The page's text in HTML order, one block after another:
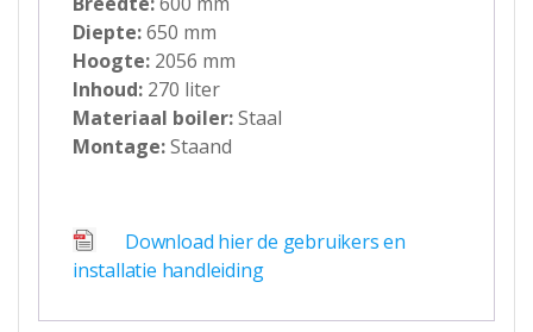
Diepte:650 mm
Hoogte: 2056 mm
Inhoud: 270 liter
Materiaal boiler:Staal
Montage:Staand
Download hier de gebruikers en
installatie handleiding